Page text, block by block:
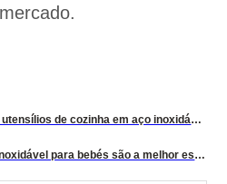
Do design à função: Como os utensílios de cozinha em aço inoxidável melhoram a sua experiência na cozinha
Porque é que as taças de aço inoxidável para bebés são a melhor escolha sem plástico para os pais modernos